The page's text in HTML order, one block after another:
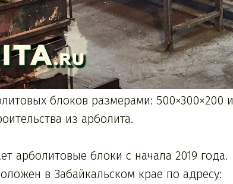
блоков размерами: 500×300×200 и
из арболита.
арболитовые блоки с начала 2019 года.
в Забайкальском крае по адресу: